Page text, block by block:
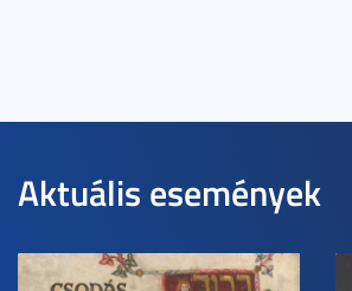
Aktuális események